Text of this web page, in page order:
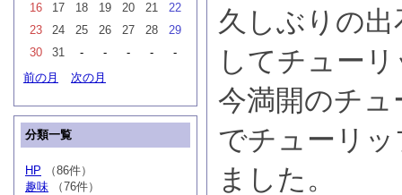
久しぶりの
してチュー
今満開のチ
でチューリ
ました。
16
17 18 19 20 21
22
23
24 25 26 27 28
29
30
31 - - - -
-
前の月
次の月
分類一覧
HP （86件）
趣味 （76件）